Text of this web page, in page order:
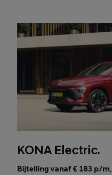
KONA Electric.
Bijtelling vanaf € 183 p/m.